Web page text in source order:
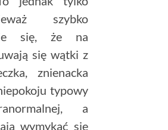
szybko
się, że na
się wątki z
znienacka
typowy
a
wymykać się